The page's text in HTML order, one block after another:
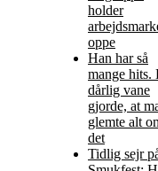
holder
oppe
Han har så
mange hits.
dårlig vane
gjorde, at
glemte alt
det
Tidlig sejr